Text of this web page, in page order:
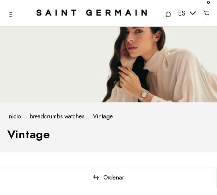
ES
0
Inicio . breadcrumbs.watches . Vintage
Vintage
Ordenar